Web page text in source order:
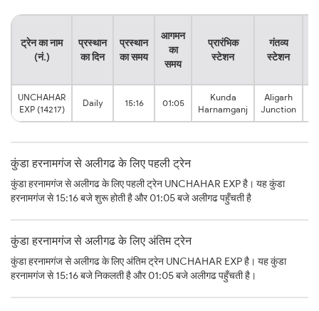
ट्रेन का नाम
(नं.)
प्रस्थान
का दिन
प्रस्थान
का समय
आगमन
का
समय
प्रारंभिक
स्टेशन
गंतव्य
स्टेशन
UNCHAHAR
EXP (14217)
Daily 15:16 01:05
Kunda
Harnamganj
Aligarh
Junction
कुंडा हरनामगंज से अलीगढ के लिए पहली ट्रेन
कुंडा हरनामगंज से अलीगढ के लिए पहली ट्रेन UNCHAHAR EXP है। यह कुंडा
हरनामगंज से 15:16 बजे शुरू होती है और 01:05 बजे अलीगढ पहुँचती है
कुंडा हरनामगंज से अलीगढ के लिए अंतिम ट्रेन
कुंडा हरनामगंज से अलीगढ के लिए अंतिम ट्रेन UNCHAHAR EXP है। यह कुंडा
हरनामगंज से 15:16 बजे निकलती है और 01:05 बजे अलीगढ पहुँचती है।